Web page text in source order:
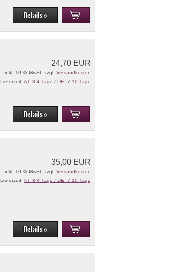
24,70 EUR
inkl. 10 % MwSt. zzgl. Versandkosten
Lieferzeit: AT: 3-4 Tage / DE: 7-10 Tage
35,00 EUR
inkl. 10 % MwSt. zzgl. Versandkosten
Lieferzeit: AT: 3-4 Tage / DE: 7-10 Tage